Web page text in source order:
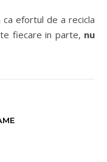
ca efortul de a recicla
fiecare in parte, nu